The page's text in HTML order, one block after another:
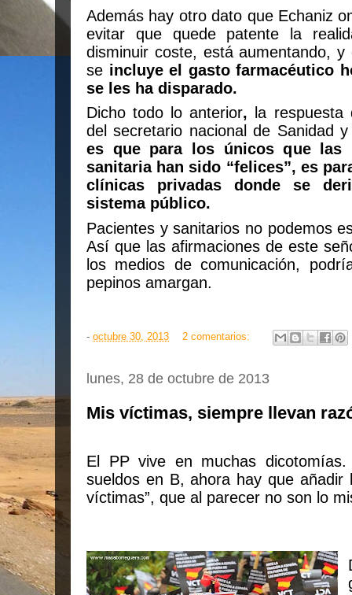
Además hay otro dato que Echaniz
evitar que quede patente la
disminuir coste, está aumentando,
se incluye el gasto farmacéutico
se les ha disparado.
Dicho todo lo anterior,
la respuesta
del secretario nacional de Sanidad
es que para los únicos que las
sanitaria han sido “felices”, es
clínicas privadas donde se
sistema público.
Pacientes y sanitarios no podemos
Así que las afirmaciones de este
los medios de comunicación,
pepinos amargan.
- octubre 30, 2013 2 comentarios:
lunes, 28 de octubre de 2013
Mis víctimas, siempre llevan
El PP vive en muchas
sueldos en B, ahora hay que añadir
víctimas”, que al parecer no son lo